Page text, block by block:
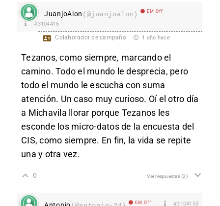
JuanjoAlon (@juanjoalon) EM Off
#3104416
Colaborador de campaña 1 año hace
Tezanos, como siempre, marcando el
camino. Todo el mundo le desprecia, pero
todo el mundo le escucha con suma
atención. Un caso muy curioso. Oí el otro día
a Michavila llorar porque Tezanos les
esconde los micro-datos de la encuesta del
CIS, como siempre. En fin, la vida se repite
una y otra vez.
0 Ver respuestas(2)
EM Off #3104153